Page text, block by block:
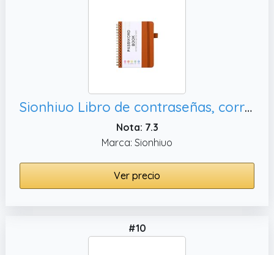
Sionhiuo Libro de contraseñas, correos electrónicos y nombres de usuario
Nota: 7.3
Marca: Sionhiuo
Ver precio
#10